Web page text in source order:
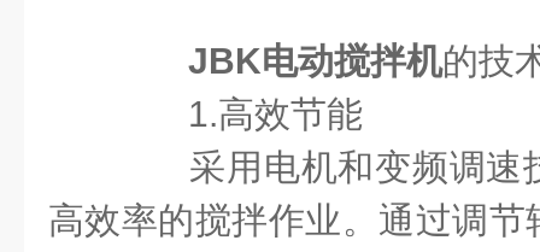
JBK电动搅拌机的技
1.高效节能
采用电机和变频调速
高效率的搅拌作业。通过调